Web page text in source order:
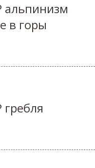
альпинизм
в горы